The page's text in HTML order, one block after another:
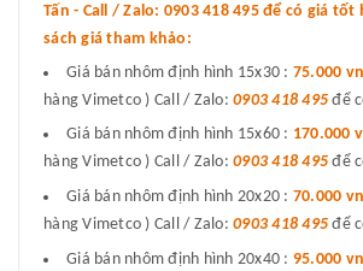
Tấn - Call / Zalo: 0903 418 495 để có giá
sách giá tham khảo:
Giá bán nhôm định hình 15x30 : 75.000
hàng Vimetco ) Call / Zalo: 0903 418 495 để
Giá bán nhôm định hình 15x60 : 170.000
hàng Vimetco ) Call / Zalo: 0903 418 495 để
Giá bán nhôm định hình 20x20 : 70.000
hàng Vimetco ) Call / Zalo: 0903 418 495 để
Giá bán nhôm định hình 20x40 : 95.000